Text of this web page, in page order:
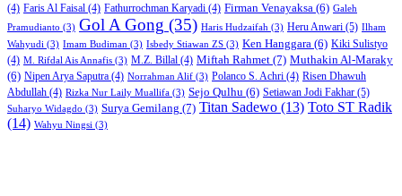
(4) Faris Al Faisal (4) Fathurrochman Karyadi (4) Firman Venayaksa (6) Galeh
Pramudianto (3) Gol A Gong (35) Haris Hudzaifah (3) Heru Anwari (5) Ilham
Wahyudi (3) Imam Budiman (3) Isbedy Stiawan ZS (3) Ken Hanggara (6) Kiki Sulistyo
(4) M. Rifdal Ais Annafis (3) M.Z. Billal (4) Miftah Rahmet (7) Muthakin Al-Maraky
(6) Nipen Arya Saputra (4) Norrahman Alif (3) Polanco S. Achri (4) Risen Dhawuh
Abdullah (4) Rizka Nur Laily Muallifa (3) Sejo Qulhu (6) Setiawan Jodi Fakhar (5)
Suharyo Widagdo (3) Surya Gemilang (7) Titan Sadewo (13) Toto ST Radik
(14) Wahyu Ningsi (3)